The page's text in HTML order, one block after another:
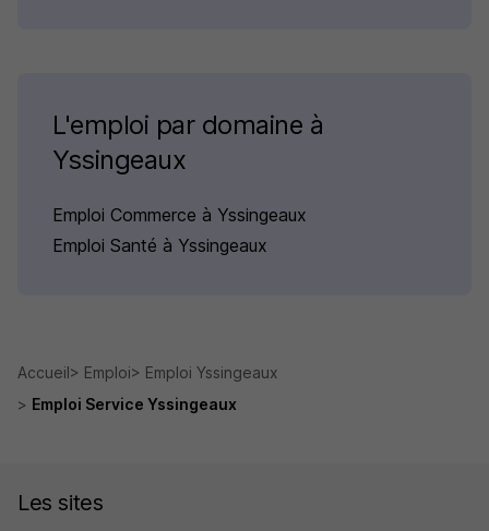
L'emploi par domaine à
Yssingeaux
Emploi Commerce à Yssingeaux
Emploi Santé à Yssingeaux
Accueil Emploi
Emploi Yssingeaux
Emploi Service Yssingeaux
Les sites